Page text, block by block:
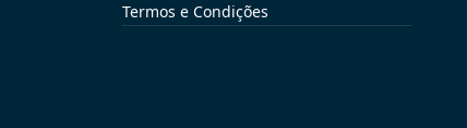
Termos e Condições